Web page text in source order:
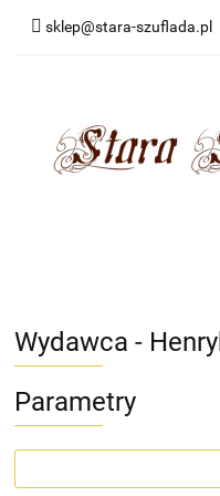
sklep@stara-szuflada.pl
Wydawca -
Parametry